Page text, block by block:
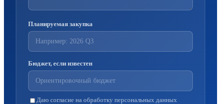
Планируемая закупка
Бюджет, если известен
Даю согласие на обработку персональных данных